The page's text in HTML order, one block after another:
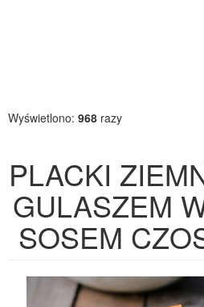
Wyświetlono: 968 razy
PLACKI
GULASZEM
SOSEM